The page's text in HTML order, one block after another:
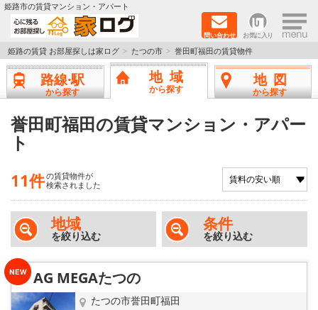
姫路市の賃貸マンション・アパート
問い合わせ お気に入り ×
TOPページ
新築物件
ペットOK物件
戸建物件
保証人不要物件
初期費用リーズナブル物件
路線·駅から探す
姫路の賃貸 お部屋探しは家ログ たつの市 誉田町福田の賃貸物件
路線·駅
から探す
地域
から探す
地図
から探す
誉田町福田の賃貸マンション・アパー
ト
11件の賃貸物件が
検索されました
地域
を絞り込む
条件
を絞り込む
AG MEGAたつの
たつの市誉田町福田